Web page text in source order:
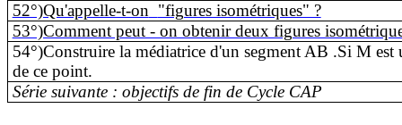
52°)Qu'appelle-t-on "figures isométriques" ?
53°)Comment peut - on obtenir deux figures
54°)Construire la médiatrice d'un segment AB .Si M
de ce point.
Série suivante : objectifs de fin de Cycle CAP